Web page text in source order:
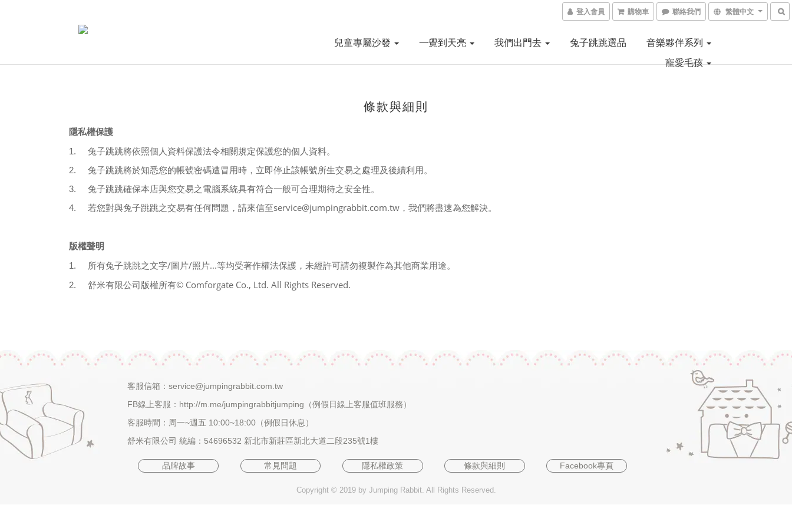
登入會員 購物車 聯絡我們 繁體中文
兒童專屬沙發 一覺到天亮 我們出門去 兔子跳跳選品
音樂夥伴系列
寵愛毛孩
條款與細則
隱私權保護
1. 兔子跳跳將依照個人資料保護法令相關規定保護您的個人資料。
2. 兔子跳跳將於知悉您的帳號密碼遭冒用時，立即停止該帳號所生交易之處理及後續利用。
3. 兔子跳跳確保本店與您交易之電腦系統具有符合一般可合理期待之安全性。
4. 若您對與兔子跳跳之交易有任何問題，請來信至service@jumpingrabbit.com.tw ，我們將盡速為您解決。
版權聲明
1.
所有兔子跳跳之文字/圖片/照片...等均受著作權法保護，未經許可請勿複製作為其他商業用途。
2. 舒米有限公司版權所有© Comforgate Co., Ltd. All Rights Reserved.
客服信箱： service@jumpingrabbit.com.tw
FB線上客服： http://m.me/jumpingrabbitjumping （例假日線上客服值班服務）
客服時間：周一~週五 10:00~18:00（例假日休息）
舒米有限公司 統編：54696532 新北市新莊區新北大道二段235號1樓
品牌故事 常見問題 隱私權政策 條款與細則 Facebook專頁
Copyright © 2019 by Jumping Rabbit. All Rights Reserved.